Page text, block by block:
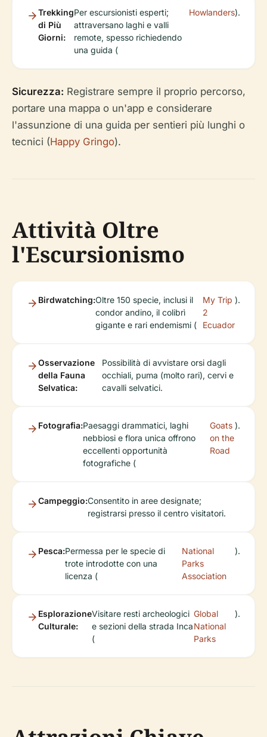
Trekking
di Più
Giorni:
Per escursionisti esperti;
attraversano laghi e valli
remote, spesso richiedendo
una guida (
Howlanders).
Sicurezza: Registrare sempre il proprio percorso,
portare una mappa o un'app e considerare
l'assunzione di una guida per sentieri più lunghi o
tecnici (Happy Gringo).
Attività Oltre
l'Escursionismo
Birdwatching:Oltre 150 specie, inclusi il
condor andino, il colibrì
gigante e rari endemismi (
My Trip
2
Ecuador
).
Osservazione
della Fauna
Selvatica:
Possibilità di avvistare orsi dagli
occhiali, puma (molto rari), cervi e
cavalli selvatici.
Fotografia:Paesaggi drammatici, laghi
nebbiosi e flora unica offrono
eccellenti opportunità
fotografiche (
Goats
on the
Road
).
Campeggio:Consentito in aree designate;
registrarsi presso il centro visitatori.
Pesca:Permessa per le specie di
trote introdotte con una
licenza (
National
Parks
Association
).
Esplorazione
Culturale:
Visitare resti archeologici
e sezioni della strada Inca
(
Global
National
Parks
).